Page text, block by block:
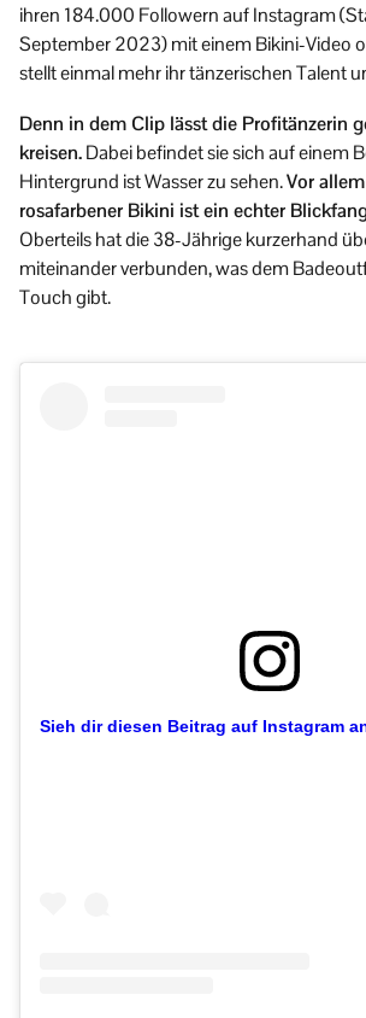
ihren 184.000 Followern auf Instagram
September 2023) mit einem Bikini-Video
stellt einmal mehr ihr tänzerischen Talent
Denn in dem Clip lässt die Profitänzerin
kreisen.Dabei befindet sie sich auf einem
Hintergrund ist Wasser zu sehen.Vor
rosafarbener Bikini ist ein echter
Oberteils hat die 38-Jährige kurzerhand
miteinander verbunden, was dem
Touch gibt.
Sieh dir diesen Beitrag auf Instagram